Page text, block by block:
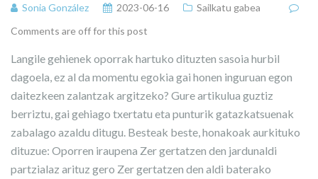
Sonia González 2023-06-16
Sailkatu gabea
Comments are off for this post
Langile gehienek oporrak hartuko dituzten sasoia hurbil
dagoela, ez al da momentu egokia gai honen inguruan egon
daitezkeen zalantzak argitzeko? Gure artikulua guztiz
berriztu, gai gehiago txertatu eta punturik gatazkatsuenak
zabalago azaldu ditugu. Besteak beste, honakoak aurkituko
dituzue: Oporren iraupena Zer gertatzen den jardunaldi
partzialaz arituz gero Zer gertatzen den aldi baterako